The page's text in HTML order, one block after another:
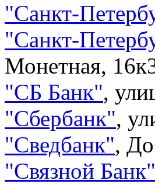
"Санкт-
"Санкт-
Монетная,
"СБ Банк",
"Сбербанк",
"Сведбанк",
"Связной Банк"